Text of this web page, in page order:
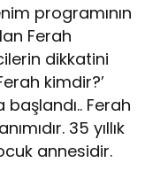
programının
Ferah
dikkatini
kimdir?’
Ferah
35 yıllık
annesidir.